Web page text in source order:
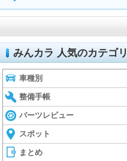
みんカラ 人気のカテゴリ
車種別
整備手帳
パーツレビュー
スポット
まとめ